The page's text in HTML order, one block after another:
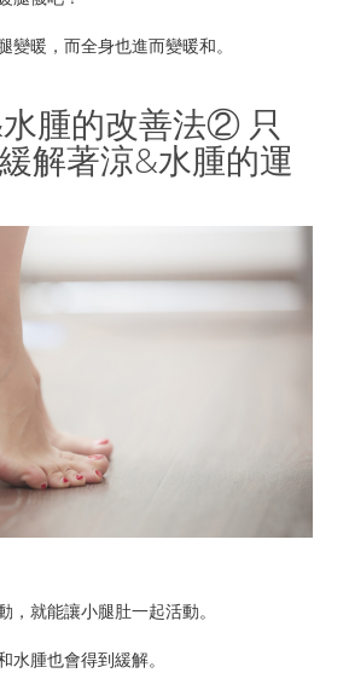
變暖，而全身也進而變暖和。
腫的改善法② 只
解著涼&水腫的運
，就能讓小腿肚一起活動。
水腫也會得到緩解。